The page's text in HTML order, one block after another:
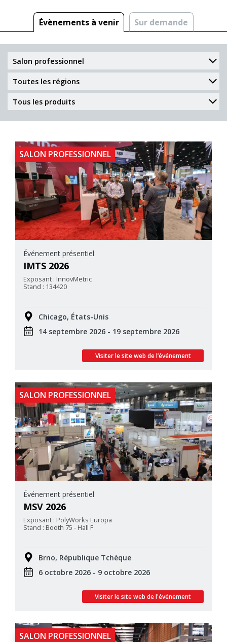
Évènements à venir Sur demande
SALON PROFESSIONNEL
Événement présentiel
IMTS 2026
Exposant : InnovMetric
Stand : 134420
Chicago, États-Unis
14 septembre 2026 - 19 septembre 2026
Visiter le site web de l’événement
SALON PROFESSIONNEL
Événement présentiel
MSV 2026
Exposant : PolyWorks Europa
Stand : Booth 75 - Hall F
Brno, République Tchèque
6 octobre 2026 - 9 octobre 2026
Visiter le site web de l'événement
SALON PROFESSIONNEL